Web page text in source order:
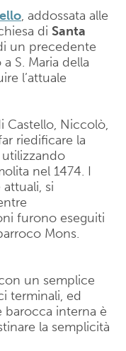
, addossata alle
di Santa
un precedente
S. Maria della
l’attuale
Castello, Niccolò,
riedificare la
utilizzando
nel 1474. I
si
furono eseguiti
Mons.
un semplice
terminali, ed
barocca interna è
la semplicità